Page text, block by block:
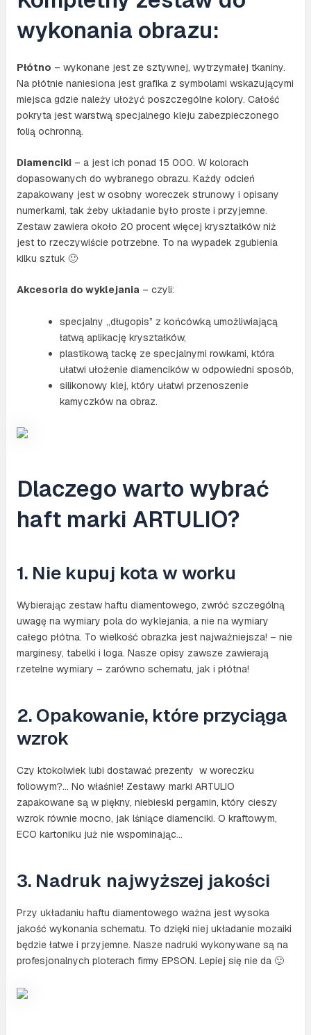
wykonania obrazu:
Płótno – wykonane jest ze sztywnej, wytrzymałej tkaniny.
Na płótnie naniesiona jest grafika z symbolami wskazującymi
miejsca gdzie należy ułożyć poszczególne kolory. Całość
pokryta jest warstwą specjalnego kleju zabezpieczonego
folią ochronną.
Diamenciki– a jest ich ponad 15 000. W kolorach
dopasowanych do wybranego obrazu. Każdy odcień
zapakowany jest w osobny woreczek strunowy i opisany
numerkami, tak żeby układanie było proste i przyjemne.
Zestaw zawiera około 20 procent więcej kryształków niż
jest to rzeczywiście potrzebne. To na wypadek zgubienia
kilku sztuk 🙂
Akcesoria do wyklejania– czyli:
specjalny „długopis” z końcówką umożliwiającą
łatwą aplikację kryształków,
plastikową tackę ze specjalnymi rowkami, która
ułatwi ułożenie diamencików w odpowiedni sposób,
silikonowy klej, który ułatwi przenoszenie
kamyczków na obraz.
Dlaczego warto wybrać
haft marki ARTULIO?
1. Nie kupuj kota w worku
Wybierając zestaw haftu diamentowego, zwróć szczególną
uwagę na wymiary pola do wyklejania, a nie na wymiary
całego płótna. To wielkość obrazka jest najważniejsza! – nie
marginesy, tabelki i loga. Nasze opisy zawsze zawierają
rzetelne wymiary – zarówno schematu, jak i płótna!
2. Opakowanie, które przyciąga
wzrok
Czy ktokolwiek lubi dostawać prezenty w woreczku
foliowym?… No właśnie! Zestawy marki ARTULIO
zapakowane są w piękny, niebieski pergamin, który cieszy
wzrok równie mocno, jak lśniące diamenciki. O kraftowym,
ECO kartoniku już nie wspominając…
3. Nadruk najwyższej jakości
Przy układaniu haftu diamentowego ważna jest wysoka
jakość wykonania schematu. To dzięki niej układanie mozaiki
będzie łatwe i przyjemne. Nasze nadruki wykonywane są na
profesjonalnych ploterach firmy EPSON. Lepiej się nie da 🙂